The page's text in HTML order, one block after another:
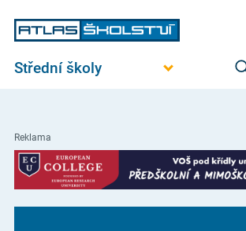
Střední školy
Reklama